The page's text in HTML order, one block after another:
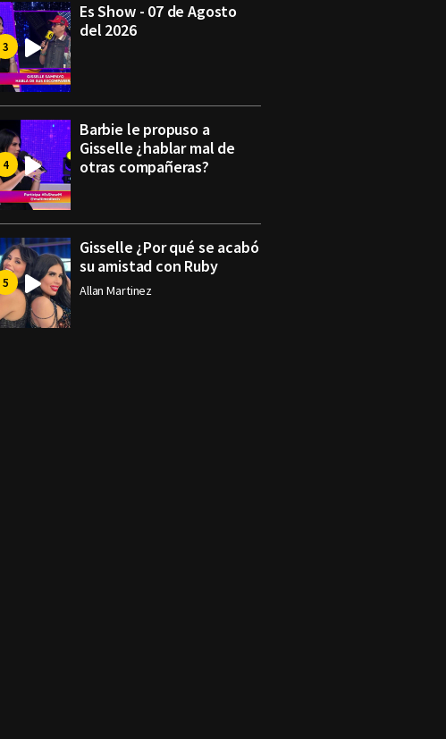
Es Show - 07 de Agosto
del 2026
Barbie le propuso a
Gisselle ¿hablar mal de
otras compañeras?
Gisselle ¿Por qué se acabó
su amistad con Ruby
Allan Martinez